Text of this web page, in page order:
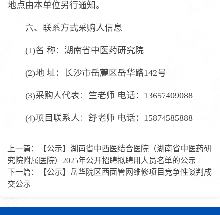
地点由本单位另行通知。
六、联系方式采购人信息
(1)名 称：湖南省中医药研究院
(2)地 址：长沙市岳麓区岳华路142号
(3)采购人代表：竺老师 电话：13657409088
(4)项目联系人：舒老师 电话：15874585888
上一篇：
【公示】湖南省中西医结合医院（湖南省中医药研
究院附属医院）2025年公开招聘拟聘用人员名单的公示
下一篇：
【公示】岳华院区西面管网维修项目竞争性谈判成
交公示